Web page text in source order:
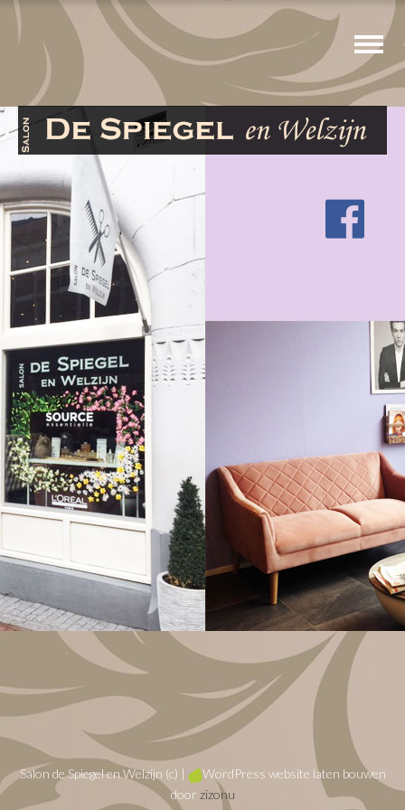
Salon de Spiegel en Welzijn (c) |
WordPress website laten bouwen
door zizonu